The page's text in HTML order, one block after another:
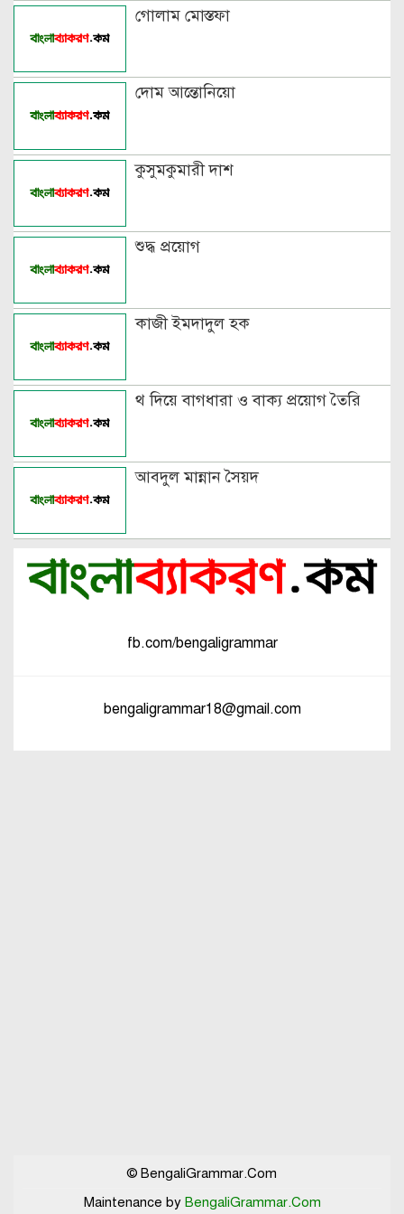
বিভিন্ন ভাষায় লিঙ্গের উদাহরণ দাও
গোলাম মোস্তফা
দোম আন্তোনিয়ো
কুসুমকুমারী দাশ
শুদ্ধ প্রয়োগ
কাজী ইমদাদুল হক
থ দিয়ে বাগধারা ও বাক্য প্রয়োগ তৈরি
আবদুল মান্নান সৈয়দ
fb.com/bengaligrammar
bengaligrammar18@gmail.com
© BengaliGrammar.Com
Maintenance by BengaliGrammar.Com